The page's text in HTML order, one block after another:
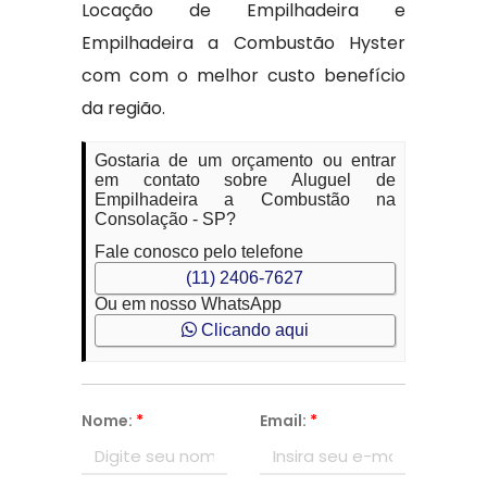
Locação de Empilhadeira e
Empilhadeira a Combustão Hyster
com com o melhor custo benefício
da região.
Gostaria de um orçamento ou entrar
em contato sobre Aluguel de
Empilhadeira a Combustão na
Consolação - SP?
Fale conosco pelo telefone
(11) 2406-7627
Ou em nosso WhatsApp
Clicando aqui
Nome: * Email: *